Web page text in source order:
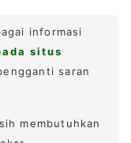
informasi
situs
saran
membutuhkan